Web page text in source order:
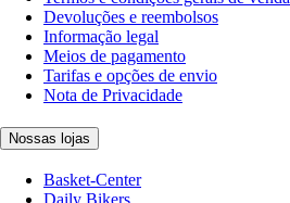
Devoluções e reembolsos
Informação legal
Meios de pagamento
Tarifas e opções de envio
Nota de Privacidade
Nossas lojas
Basket-Center